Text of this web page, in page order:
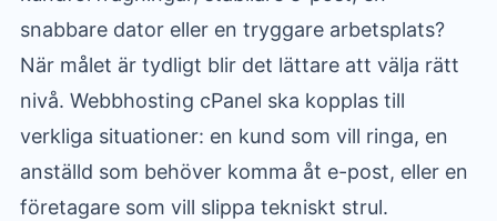
snabbare dator eller en tryggare arbetsplats?
När målet är tydligt blir det lättare att välja rätt
nivå. Webbhosting cPanel ska kopplas till
verkliga situationer: en kund som vill ringa, en
anställd som behöver komma åt e-post, eller en
företagare som vill slippa tekniskt strul.